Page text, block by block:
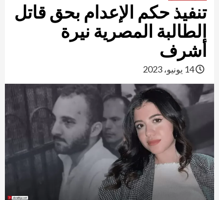
تنفيذ حكم الإعدام بحق قاتل
الطالبة المصرية نيرة
أشرف
14 يونيو، 2023